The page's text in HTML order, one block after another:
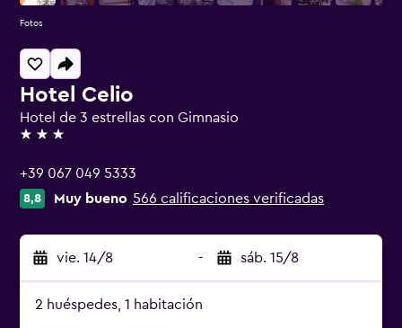
Hotel Celio
Hotel de 3 estrellas con Gimnasio
3 estrellas
+39 067 049 5333
8,8 Muy bueno 566 calificaciones verificadas
vie. 14/8 - sáb. 15/8
2 huéspedes, 1 habitación
Fotos